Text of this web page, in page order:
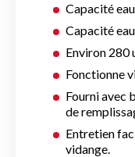
Capacité
Capacité
Environ 280
Fonctionne
Fourni avec
de
Entretien
vidange.